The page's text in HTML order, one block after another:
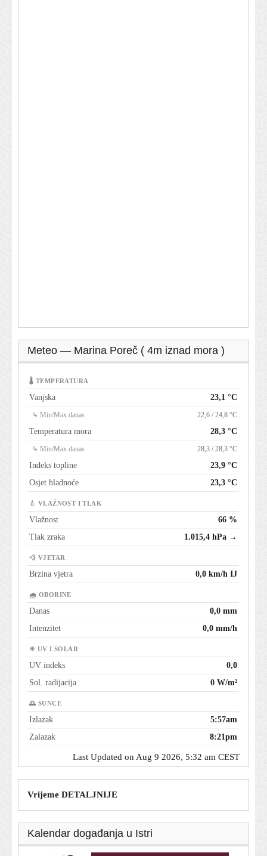
Meteo — Marina Poreč ( 4m iznad mora )
🌡 TEMPERATURA
Vanjska 23,1 °C
↳ Min/Max danas 22,6 / 24,8 °C
Temperatura mora 28,3 °C
↳ Min/Max danas 28,3 / 28,3 °C
Indeks topline
23,9 °C
Osjet hladnoće
23,3 °C
💧 VLAŽNOST I TLAK
Vlažnost
66 %
Tlak zraka
1.015,4 hPa →
💨 VJETAR
Brzina vjetra 0,0 km/h IJ
🌧 OBORINE
Danas
0,0 mm
Intenzitet
0,0 mm/h
☀ UV I SOLAR
UV indeks
0,0
Sol. radijacija
0 W/m²
🌅 SUNCE
Izlazak
5:57am
Zalazak
8:21pm
Last Updated on Aug 9 2026, 5:32 am CEST
Vrijeme DETALJNIJE
Kalendar događanja u Istri